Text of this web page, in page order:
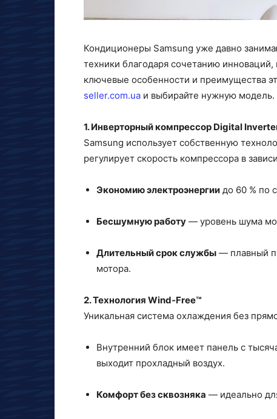
Кондиционеры Samsung уже давно
техники благодаря сочетанию
ключевые особенности и преимущества
seller.com.ua и выбирайте нужную модель.
1. Инверторный компрессор Digital
Samsung использует собственную
регулирует скорость компрессора в
Экономию электроэнергии до 60 % по
Бесшумную работу — уровень шума
Длительный срок службы — плавный
мотора.
2. Технология Wind‑Free™
Уникальная система охлаждения без
Внутренний блок имеет панель с
выходит прохладный воздух.
Комфорт без сквозняка — идеально